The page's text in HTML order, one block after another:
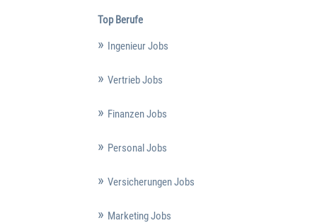
Top Berufe
Ingenieur Jobs
Vertrieb Jobs
Finanzen Jobs
Personal Jobs
Versicherungen Jobs
Marketing Jobs